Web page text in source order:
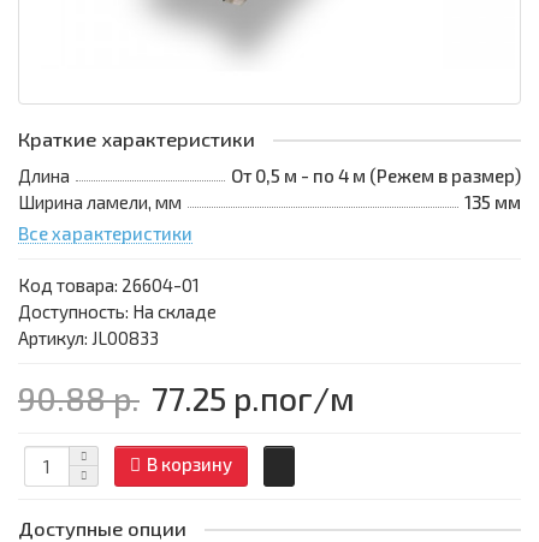
Краткие характеристики
Длина
От 0,5 м - по 4 м (Режем в размер)
Ширина ламели, мм
135 мм
Все характеристики
Код товара: 26604-01
Доступность: На складе
Артикул: JL00833
90.88 р. 77.25 р.пог/м
В корзину
Доступные опции